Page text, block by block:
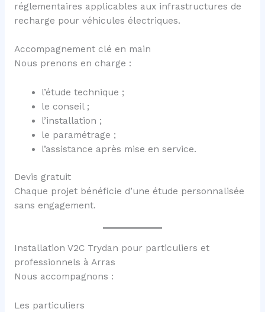
réglementaires applicables aux infrastructures de
recharge pour véhicules électriques.
Accompagnement clé en main
Nous prenons en charge :
l’étude technique ;
le conseil ;
l’installation ;
le paramétrage ;
l’assistance après mise en service.
Devis gratuit
Chaque projet bénéficie d’une étude personnalisée
sans engagement.
Installation V2C Trydan pour particuliers et
professionnels à Arras
Nous accompagnons :
Les particuliers